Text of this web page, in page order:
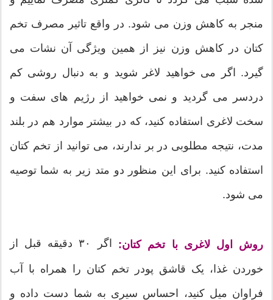
منجر به کاهش وزن می شود. در واقع تاثیر مصرف تخم
کتان در کاهش وزن نیز از همین ویژگی آن نشات می
گیرد. اگر می خواهید لاغر شوید و به دنبال روشی کم
دردسر می گردید و نمی خواهید از رژیم های سفت و
سخت لاغری استفاده کنید، که در بیشتر موارد هم در بلند
مدت، نتیجه مطلوبی در بر ندارند، می توانید از تخم کتان
استفاده کنید. برای این منظور دو متد زیر به شما توصیه
می شود.
روش اول لاغری با تخم کتان: اگر ۳۰ دقیقه قبل از
خوردن غذا، یک قاشق پودر تخم کتان را همراه با آب
فراوان میل کنید، احساس سیری به شما دست داده و